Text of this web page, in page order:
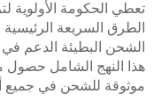
تعطي الحكومة
الطرق السريعة
الشحن البطيئة الدعم في
هذا النهج الشامل حصول
موثوقة للشحن في جميع